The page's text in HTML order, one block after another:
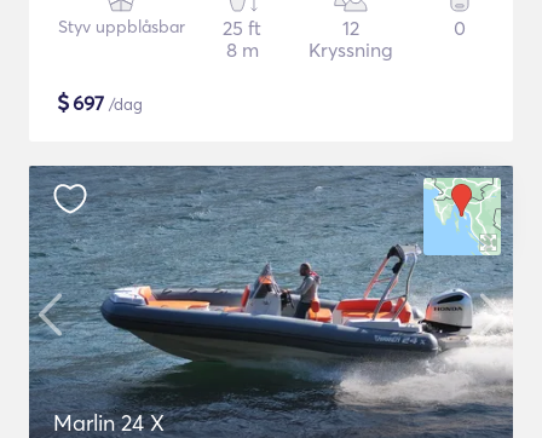
Styv uppblåsbar
25 ft
8 m
12
Kryssning
0
$697 /dag
Marlin 24 X